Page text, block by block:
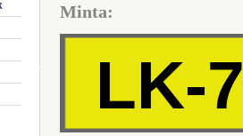
Minta:
LK-